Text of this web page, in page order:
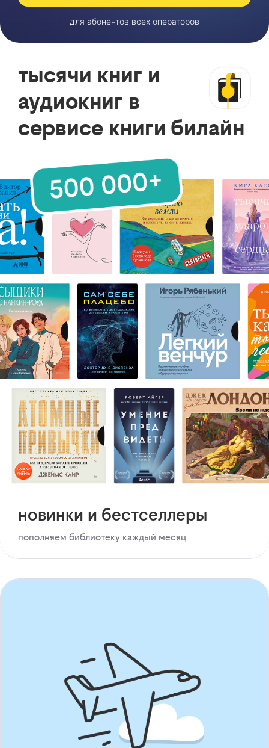
для абонентов всех операторов
тысячи книг и
аудиокниг в
сервисе книги билайн
новинки и бестселлеры
пополняем библиотеку каждый месяц